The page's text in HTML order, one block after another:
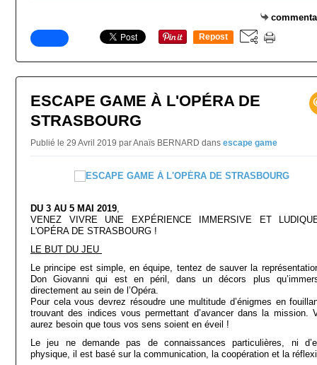
Repost
ESCAPE GAME À L'OPÉRA DE
STRASBOURG
Publié le 29 Avril 2019 par Anaïs BERNARD dans escape game
DU 3 AU 5 MAI 2019,
VENEZ VIVRE UNE EXPÉRIENCE IMMERSIVE ET
L'OPÉRA DE STRASBOURG !
LE BUT DU JEU
Le principe est simple, en équipe, tentez de sauver la
Don Giovanni qui est en péril, dans un décors plus
directement au sein de l’Opéra.
Pour cela vous devrez résoudre une multitude d’énigmes en
trouvant des indices vous permettant d’avancer dans la mission.
aurez besoin que tous vos sens soient en éveil !
Le jeu ne demande pas de connaissances particulières, ni
physique, il est basé sur la communication, la coopération et la